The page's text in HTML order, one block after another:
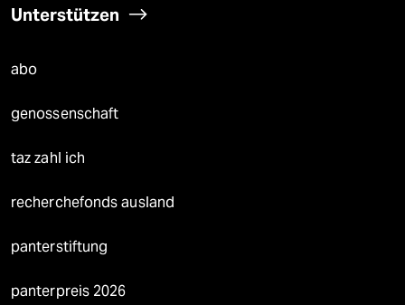
Unterstützen
abo
genossenschaft
taz zahl ich
recherchefonds ausland
panterstiftung
panterpreis 2026